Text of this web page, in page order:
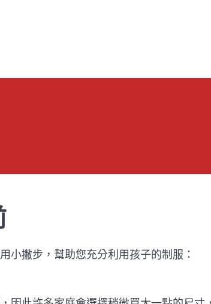
小撇步，幫助您充分利用孩子的制服：